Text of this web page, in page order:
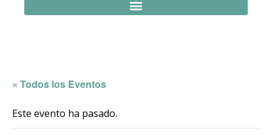
« Todos los Eventos
Este evento ha pasado.